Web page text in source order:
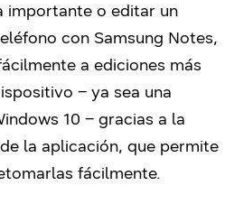
importante o editar un
con Samsung Notes,
a ediciones más
– ya sea una
10 – gracias a la
la aplicación, que permite
fácilmente.